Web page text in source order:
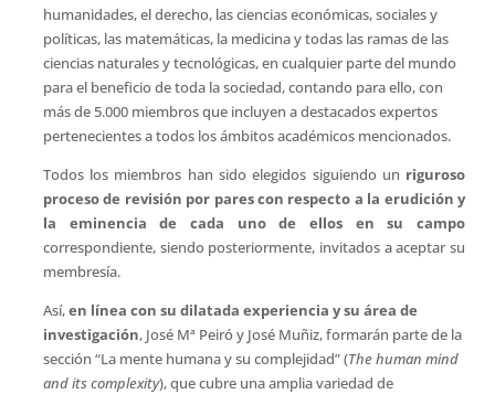
humanidades, el derecho, las ciencias económicas, sociales y
políticas, las matemáticas, la medicina y todas las ramas de las
ciencias naturales y tecnológicas, en cualquier parte del mundo
para el beneficio de toda la sociedad, contando para ello, con
más de 5.000 miembros que incluyen a destacados expertos
pertenecientes a todos los ámbitos académicos mencionados.
Todos los miembros han sido elegidos siguiendo un riguroso
proceso de revisión por parescon respecto a la erudición y
la eminencia de cada uno de ellos en su campo
correspondiente, siendo posteriormente, invitados a aceptar su
membresía.
Así,en línea con su dilatada experiencia y su área de
investigación, José Mª Peiró y José Muñiz, formarán parte de la
sección “La mente humana y su complejidad” (The human mind
and its complexity), que cubre una amplia variedad de